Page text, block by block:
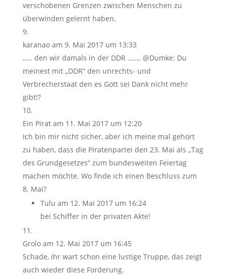
verschobenen Grenzen zwischen Menschen zu
überwinden gelernt haben.
karanao am 9. Mai 2017 um 13:33
….. den wir damals in der DDR ……. @Dumke: Du
meinest mit „DDR“ den unrechts- und
Verbrecherstaat den es Gott sei Dank nicht mehr
gibt!?
Ein Pirat am 11. Mai 2017 um 12:20
Ich bin mir nicht sicher, aber ich meine mal gehört
zu haben, dass die Piratenpartei den 23. Mai als „Tag
des Grundgesetzes“ zum bundesweiten Feiertag
machen möchte. Wo finde ich einen Beschluss zum
8. Mai?
Tulu am 12. Mai 2017 um 16:24
bei Schiffer in der privaten Akte!
Grolo am 12. Mai 2017 um 16:45
Schade, ihr wart schon eine lustige Truppe, das zeigt
auch wieder diese Forderung.